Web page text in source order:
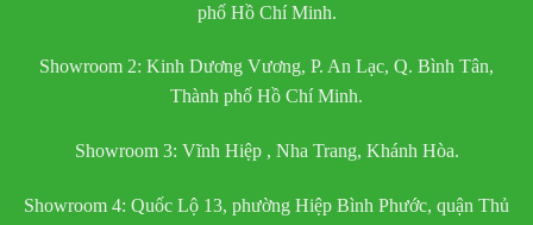
phố Hồ Chí Minh.
Showroom 2: Kinh Dương Vương, P. An Lạc, Q. Bình Tân,
Thành phố Hồ Chí Minh.
Showroom 3: Vĩnh Hiệp , Nha Trang, Khánh Hòa.
Showroom 4: Quốc Lộ 13, phường Hiệp Bình Phước, quận Thủ